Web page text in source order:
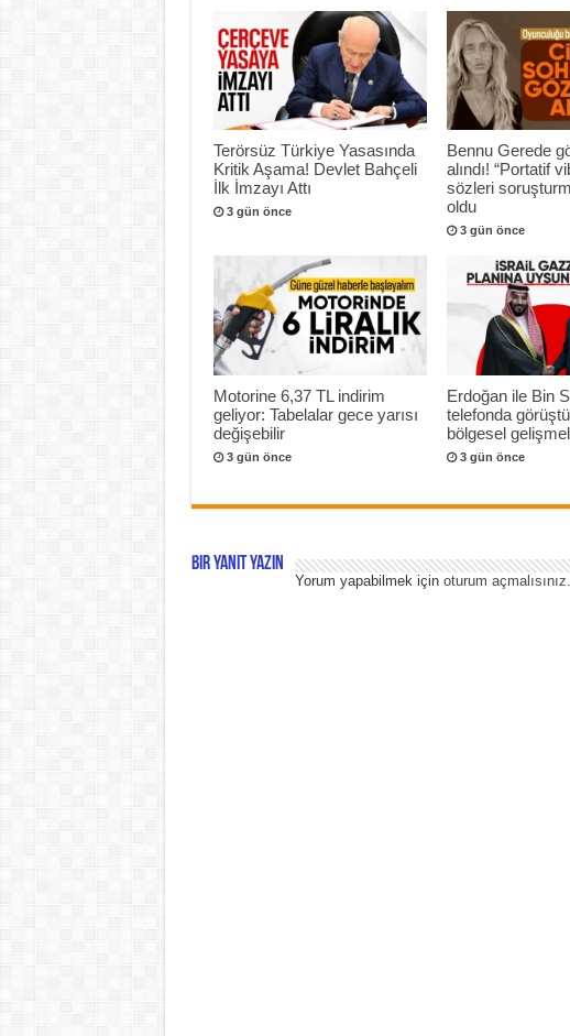
Terörsüz Türkiye Yasasında
Kritik Aşama! Devlet Bahçeli
İlk İmzayı Attı
3 gün önce
Bennu Gerede
alındı! “Portatif
sözleri
oldu
3 gün önce
Motorine 6,37 TL indirim
geliyor: Tabelalar gece yarısı
değişebilir
3 gün önce
Erdoğan ile Bin
telefonda
bölgesel
3 gün önce
Bir yanıt yazın
Yorum yapabilmek için oturum açmalısınız.